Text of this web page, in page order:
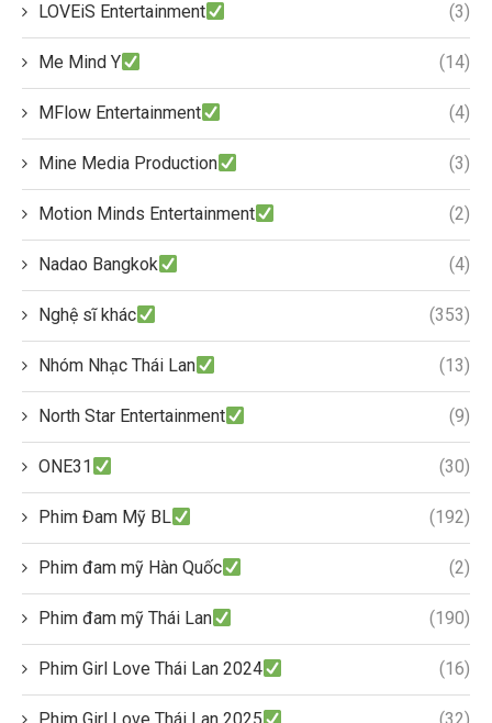
LOVEiS Entertainment (3)
Me Mind Y (14)
MFlow Entertainment (4)
Mine Media Production (3)
Motion Minds Entertainment (2)
Nadao Bangkok (4)
Nghệ sĩ khác (353)
Nhóm Nhạc Thái Lan (13)
North Star Entertainment (9)
ONE31 (30)
Phim Đam Mỹ BL (192)
Phim đam mỹ Hàn Quốc (2)
Phim đam mỹ Thái Lan (190)
Phim Girl Love Thái Lan 2024 (16)